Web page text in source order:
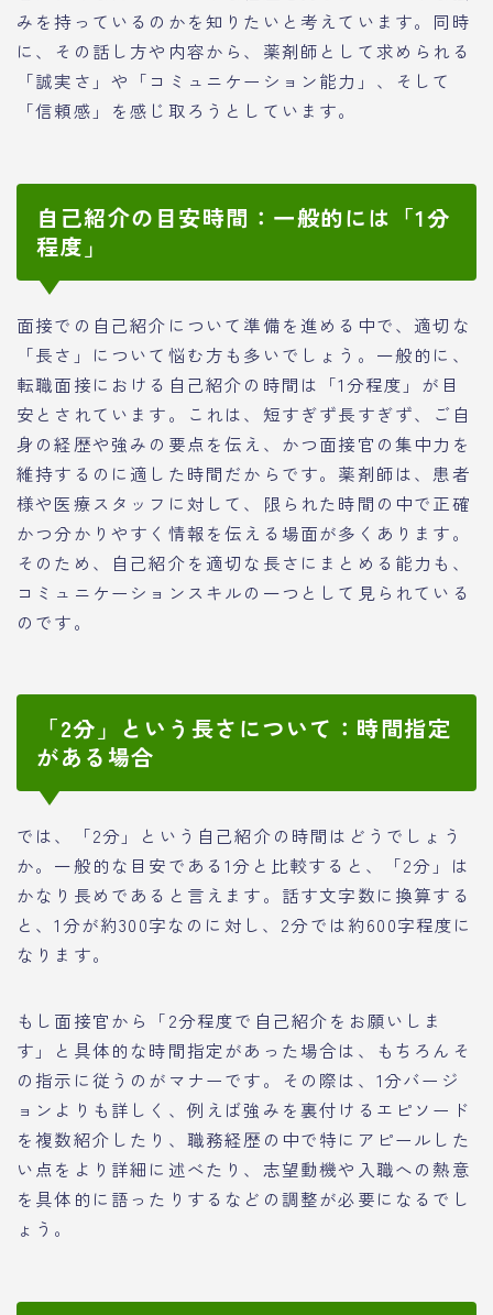
みを持っているのかを知りたいと考えています。同時
に、その話し方や内容から、薬剤師として求められる
「誠実さ」や「コミュニケーション能力」、そして
「信頼感」を感じ取ろうとしています。
自己紹介の目安時間：一般的には「1分
程度」
面接での自己紹介について準備を進める中で、適切な
「長さ」について悩む方も多いでしょう。一般的に、
転職面接における自己紹介の時間は「1分程度」が目
安とされています。これは、短すぎず長すぎず、ご自
身の経歴や強みの要点を伝え、かつ面接官の集中力を
維持するのに適した時間だからです。薬剤師は、患者
様や医療スタッフに対して、限られた時間の中で正確
かつ分かりやすく情報を伝える場面が多くあります。
そのため、自己紹介を適切な長さにまとめる能力も、
コミュニケーションスキルの一つとして見られている
のです。
「2分」という長さについて：時間指定
がある場合
では、「2分」という自己紹介の時間はどうでしょう
か。一般的な目安である1分と比較すると、「2分」は
かなり長めであると言えます。話す文字数に換算する
と、1分が約300字なのに対し、2分では約600字程度に
なります。
もし面接官から「2分程度で自己紹介をお願いしま
す」と具体的な時間指定があった場合は、もちろんそ
の指示に従うのがマナーです。その際は、1分バージ
ョンよりも詳しく、例えば強みを裏付けるエピソード
を複数紹介したり、職務経歴の中で特にアピールした
い点をより詳細に述べたり、志望動機や入職への熱意
を具体的に語ったりするなどの調整が必要になるでし
ょう。